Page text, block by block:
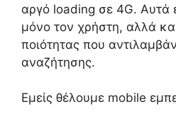
αργό loading σε 4G. Αυτά
μόνο τον χρήστη, αλλά
ποιότητας που
αναζήτησης.
Εμείς θέλουμε mobile